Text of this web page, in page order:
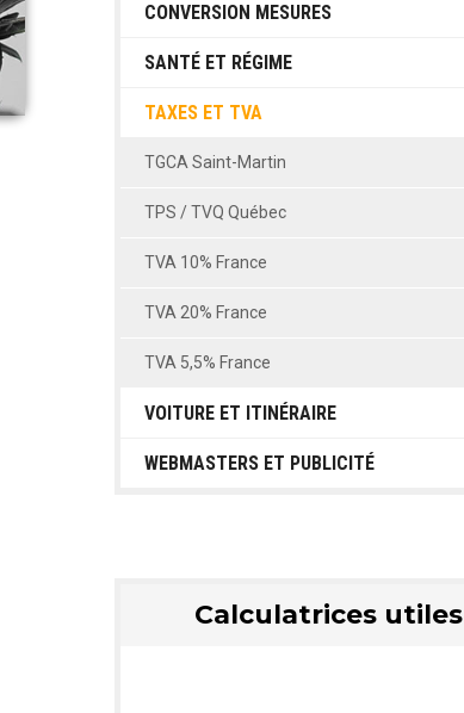
CONVERSION MESURES
SANTÉ ET RÉGIME
TAXES ET TVA
TGCA Saint-Martin
TPS / TVQ Québec
TVA 10% France
TVA 20% France
TVA 5,5% France
TVA Belgique
TVA Corse
TVA Luxembourg
VOITURE ET ITINÉRAIRE
WEBMASTERS ET PUBLICITÉ
Calculatrices utiles